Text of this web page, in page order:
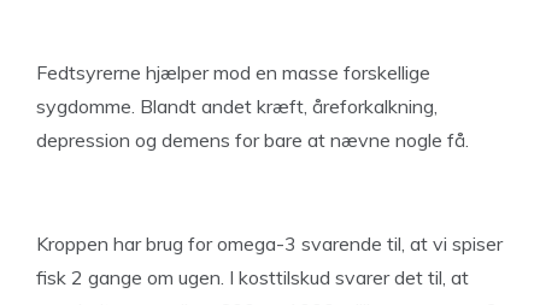
Fedtsyrerne hjælper mod en masse forskellige
sygdomme. Blandt andet kræft, åreforkalkning,
depression og demens for bare at nævne nogle få.
Kroppen har brug for omega-3 svarende til, at vi spiser
fisk 2 gange om ugen. I kosttilskud svarer det til, at